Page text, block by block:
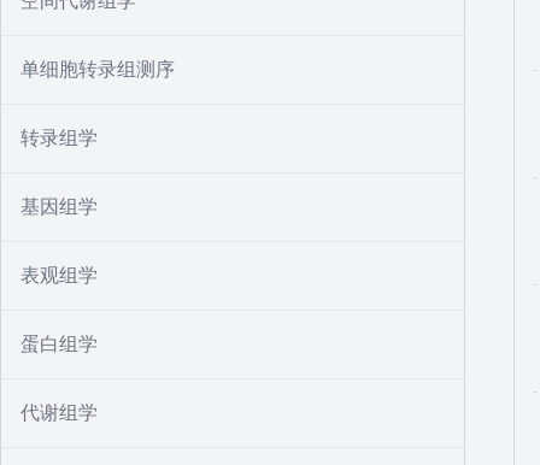
单细胞转录组测序
转录组学
基因组学
表观组学
蛋白组学
代谢组学